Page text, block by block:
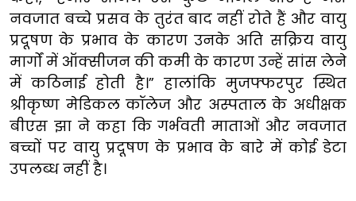
नवजात बच्चे प्रसव के तुरंत बाद नहीं रोते हैं और वायु
प्रदूषण के प्रभाव के कारण उनके अति सक्रिय वायु
मार्गों में ऑक्सीजन की कमी के कारण उन्हें सांस लेने
में कठिनाई होती है।” हालांकि मुजफ्फरपुर स्थित
श्रीकृष्ण मेडिकल कॉलेज और अस्पताल के अधीक्षक
बीएस झा ने कहा कि गर्भवती माताओं और नवजात
बच्चों पर वायु प्रदूषण के प्रभाव के बारे में कोई डेटा
उपलब्ध नहीं है।